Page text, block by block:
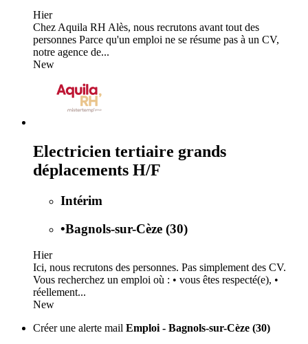
Hier
Chez Aquila RH Alès, nous recrutons avant tout des
personnes Parce qu'un emploi ne se résume pas à un CV,
notre agence de...
New
Electricien tertiaire grands
déplacements H/F
Intérim
•Bagnols-sur-Cèze (30)
Hier
Ici, nous recrutons des personnes. Pas simplement des CV.
Vous recherchez un emploi où : • vous êtes respecté(e), •
réellement...
New
Créer une alerte mail Emploi - Bagnols-sur-Cèze (30)